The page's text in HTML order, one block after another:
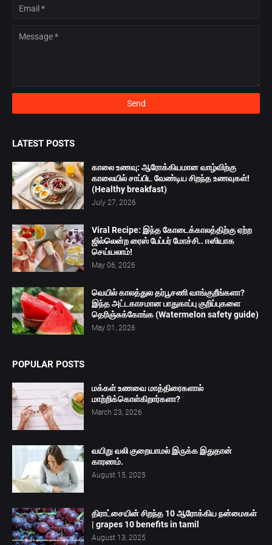
LATEST POSTS
காலை உணவு: ஆரோக்கியமான வாழ்விற்கு
காலையில் சாப்பிட வேண்டிய சிறந்த உணவுகள்!
(Healthy breakfast)
July 27, 2026
Viral Recipe: இந்த கோடைக்காலத்திற்கு ஏற்ற
ஜில்லென்ற ரைஸ் பேப்பர் மோச்சி.. ஈஸியாக
செய்யலாம்!
May 06, 2026
வெயில் காலத்துல தர்பூசணி வாங்குறீங்களா?
இந்த அட்டகாசமான பாதுகாப்பு குறிப்புகளை
தெரிஞ்சுக்கோங்க (Watermelon safety guide)
May 01, 2026
POPULAR POSTS
மக்கள் உணவை மாத்திரைகளால்
மாற்றிக்கொள்கிறார்களா?
March 23, 2026
வயிறு வலி குறையாமல் இருக்க இதுதான்
காரணம்.
August 15, 2025
திராட்சையின் சிறந்த 10 ஆரோக்கிய நன்மைகள்
| grapes 10 benefits in tamil
August 13, 2025